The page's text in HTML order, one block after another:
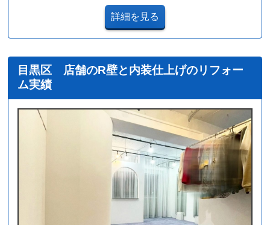
詳細を見る
目黒区 店舗のR壁と内装仕上げのリフォー
ム実績